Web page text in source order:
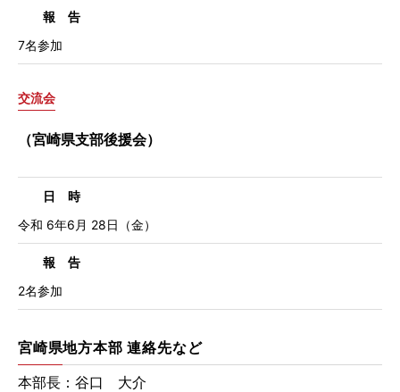
報 告
7名参加
交流会
（宮崎県支部後援会）
日 時
令和 6年6月 28日（金）
報 告
2名参加
宮崎県地方本部 連絡先など
本部長：谷口 大介